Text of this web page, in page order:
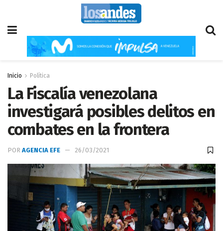
Inicio Política
La Fiscalía venezolana
investigará posibles delitos en
combates en la frontera
POR AGENCIA EFE 26/03/2021